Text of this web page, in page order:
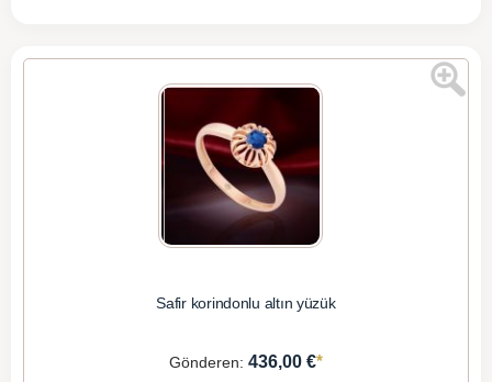
Safir korindonlu altın yüzük
Gönderen: 436,00 €*